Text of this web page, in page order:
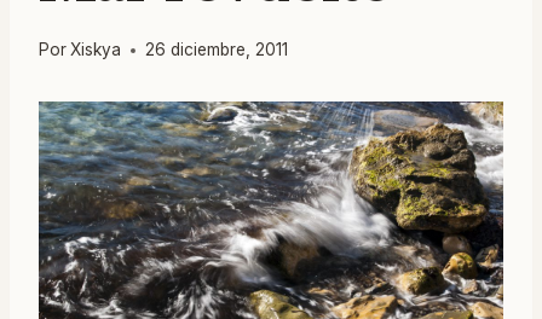
PorXiskya 26 diciembre, 2011